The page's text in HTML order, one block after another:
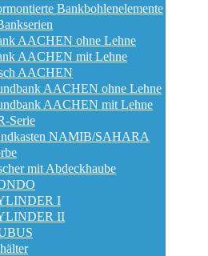
Bankbohlenelemente
AACHEN ohne Lehne
AACHEN mit Lehne
AACHEN
AACHEN ohne Lehne
AACHEN mit Lehne
Serie
NAMIB/SAHARA
mit Abdeckhaube
I
II